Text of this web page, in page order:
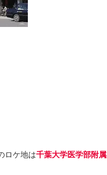
ロケ地は千葉大学医学部附